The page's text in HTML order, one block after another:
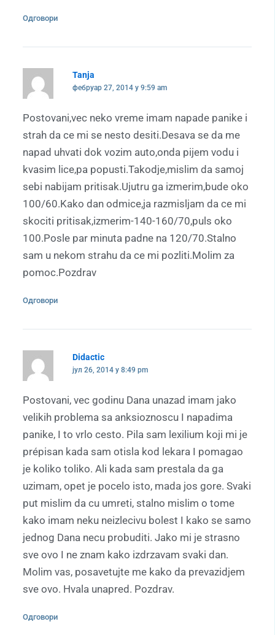
Одговори
Tanja
фебруар 27, 2014 у 9:59 am
Postovani,vec neko vreme imam napade panike i
strah da ce mi se nesto desiti.Desava se da me
napad uhvati dok vozim auto,onda pijem vodu i
kvasim lice,pa popusti.Takodje,mislim da samoj
sebi nabijam pritisak.Ujutru ga izmerim,bude oko
100/60.Kako dan odmice,ja razmisljam da ce mi
skociti pritisak,izmerim-140-160/70,puls oko
100.Posle par minuta padne na 120/70.Stalno
sam u nekom strahu da ce mi pozliti.Molim za
pomoc.Pozdrav
Одговори
Didactic
јул 26, 2014 у 8:49 pm
Postovani, vec godinu Dana unazad imam jako
velikih problema sa anksioznoscu I napadima
panike, I to vrlo cesto. Pila sam lexilium koji mi je
prépisan kada sam otisla kod lekara I pomagao
je koliko toliko. Ali kada sam prestala da ga
uzimam, opet je pocelo isto, mada jos gore. Svaki
put mislim da cu umreti, stalno mislim o tome
kako imam neku neizlecivu bolest I kako se samo
jednog Dana necu probuditi. Jako mi je strasno
sve ovo I ne znam kako izdrzavam svaki dan.
Molim vas, posavetujte me kako da prevazidjem
sve ovo. Hvala unapred. Pozdrav.
Одговори